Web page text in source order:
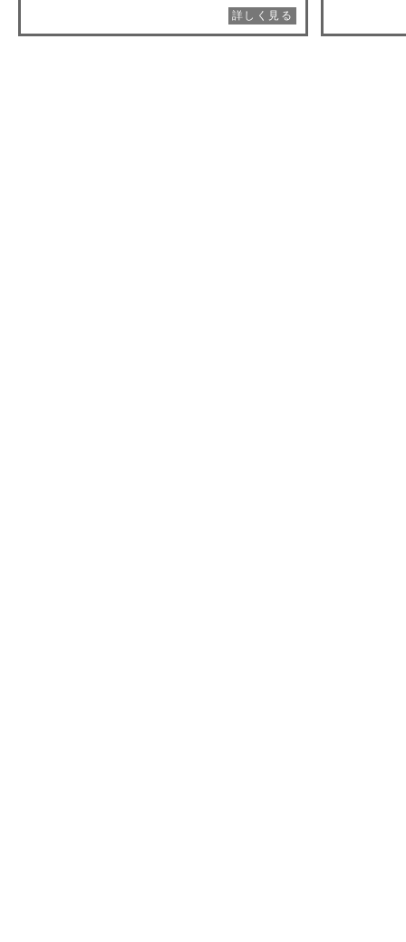
詳しく見る